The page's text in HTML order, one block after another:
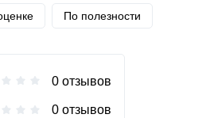
По полезности
0 отзывов
0 отзывов